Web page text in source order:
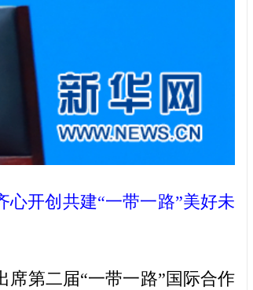
开创共建“一带一路”美好未
第二届“一带一路”国际合作